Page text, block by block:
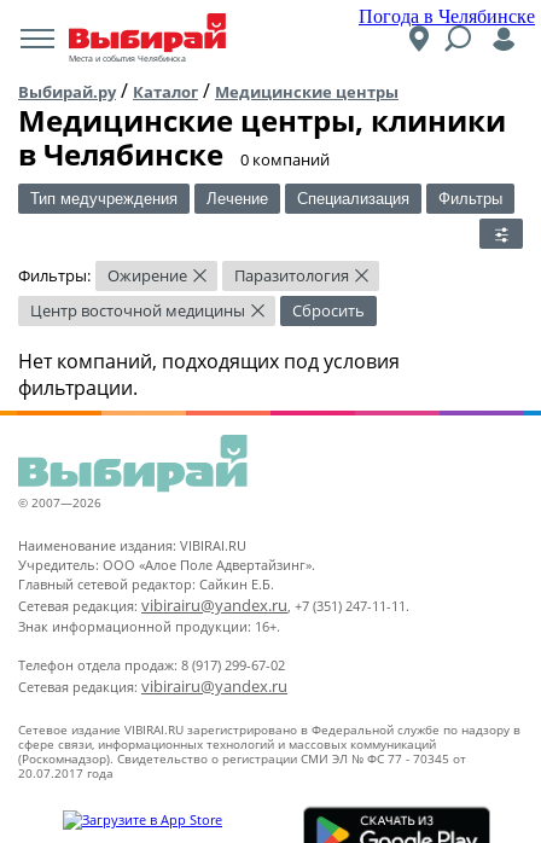
Погода в Челябинске
Места и события Челябинска
Выбирай.ру/ Каталог / Медицинские центры
Медицинские центры, клиники
в Челябинске
​0 компаний
Тип медучреждения Лечение Специализация Фильтры
Фильтры: Ожирение × Паразитология ×
Центр восточной медицины × Сбросить
Нет компаний, подходящих под условия
фильтрации.
© 2007—2026
Наименование издания: VIBIRAI.RU
Учредитель: ООО «Алое Поле Адвертайзинг».
Главный сетевой редактор: Сайкин Е.Б.
Сетевая редакция: vibirairu@yandex.ru, +7 (351) 247-11-11.
Знак информационной продукции: 16+.
Телефон отдела продаж: 8 (917) 299-67-02
Сетевая редакция: vibirairu@yandex.ru
Сетевое издание VIBIRAI.RU зарегистрировано в Федеральной службе по надзору в
сфере связи, информационных технологий и массовых коммуникаций
(Роскомнадзор). Свидетельство о регистрации СМИ ЭЛ № ФС 77 - 70345 от
20.07.2017 года